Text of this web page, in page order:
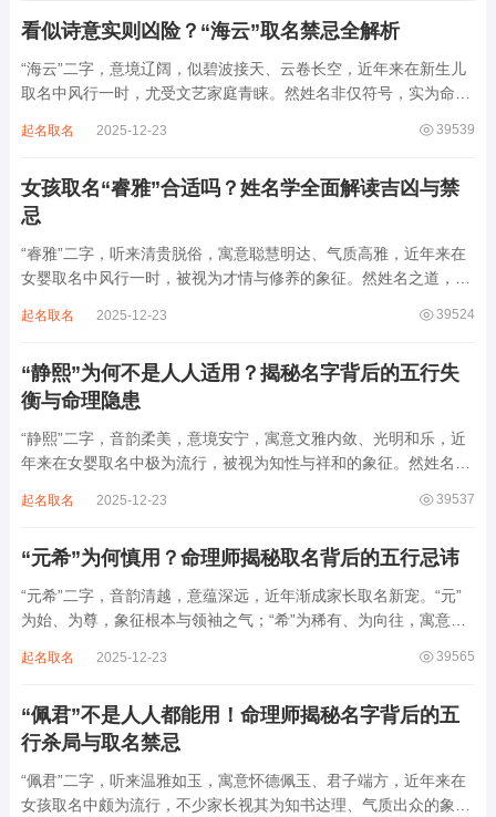
看似诗意实则凶险？“海云”取名禁忌全解析
“海云”二字，意境辽阔，似碧波接天、云卷长空，近年来在新生儿
取名中风行一时，尤受文艺家庭青睐。然姓名非仅符号，实为命局
滔天，木浮无根，阴气过重，易致意志不坚、事业漂泊、健康受
39539
起名取名 2025-12-23
女孩取名“睿雅”合适吗？姓名学全面解读吉凶与禁
忌
“睿雅”二字，听来清贵脱俗，寓意聪慧明达、气质高雅，近年来在
女婴取名中风行一时，被视为才情与修养的象征。然姓名之道，贵
增心力。细察“睿雅”之局，实藏金水成势、火土受制之患，若不顾
39524
起名取名 2025-12-23
“静熙”为何不是人人适用？揭秘名字背后的五行失
衡与命理隐患
“静熙”二字，音韵柔美，意境安宁，寓意文雅内敛、光明和乐，近
年来在女婴取名中极为流行，被视为知性与祥和的象征。然姓名命
象，实藏金水偏寒、火气受制之弊，若不顾八字强弱，盲目套用，
39537
起名取名 2025-12-23
“元希”为何慎用？命理师揭秘取名背后的五行忌讳
“元希”二字，音韵清越，意蕴深远，近年渐成家长取名新宠。“元”
为始、为尊，象征根本与领袖之气；“希”为稀有、为向往，寓意卓
象。然姓名非止文雅，实为命理气场之枢纽。一字之选，关乎运途
39565
起名取名 2025-12-23
“佩君”不是人人都能用！命理师揭秘名字背后的五
行杀局与取名禁忌
“佩君”二字，听来温雅如玉，寓意怀德佩玉、君子端方，近年来在
女孩取名中颇为流行，不少家长视其为知书达理、气质出众的象